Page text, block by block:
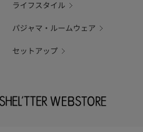
ライフスタイル
パジャマ・ルームウェア
セットアップ